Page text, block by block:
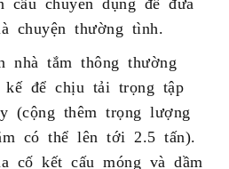
chuyện thường tình.
nhà tắm thông thường
kế để chịu tải trọng tập
(cộng thêm trọng lượng
có thể lên tới 2.5 tấn).
cố kết cấu móng và dầm